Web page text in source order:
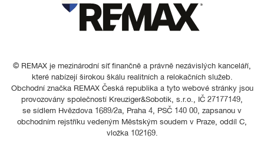
© REMAX je mezinárodní síť finančně a právně nezávislých kanceláří,
které nabízejí širokou škálu realitních a relokačních služeb.
Obchodní značka REMAX Česká republika a tyto webové stránky jsou
provozovány společností Kreuziger&Sobotik, s.r.o., IČ 27177149,
se sídlem Hvězdova 1689/2a, Praha 4, PSČ 140 00, zapsanou v
obchodním rejstříku vedeným Městským soudem v Praze, oddíl C,
vložka 102169.